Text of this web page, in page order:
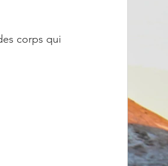
corps qui